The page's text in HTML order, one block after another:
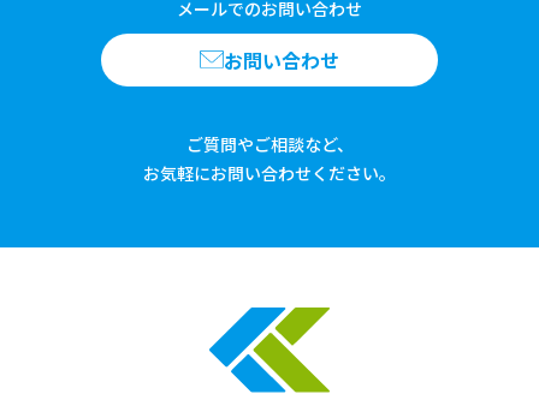
メールでのお問い合わせ
お問い合わせ
ご質問やご相談など、
お気軽にお問い合わせください。